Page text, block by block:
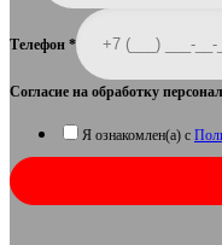
Телефон *
Согласие на обработку
Я ознакомлен(а) с